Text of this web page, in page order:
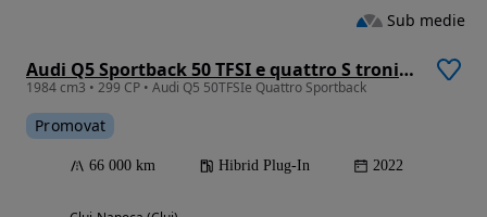
Audi Q5 Sportback 50 TFSI e quattro S tronic PHEV S Line
1984 cm3 • 299 CP • Audi Q5 50TFSIe Quattro Sportback
Promovat
66 000 km Hibrid Plug-In 2022
Sub medie